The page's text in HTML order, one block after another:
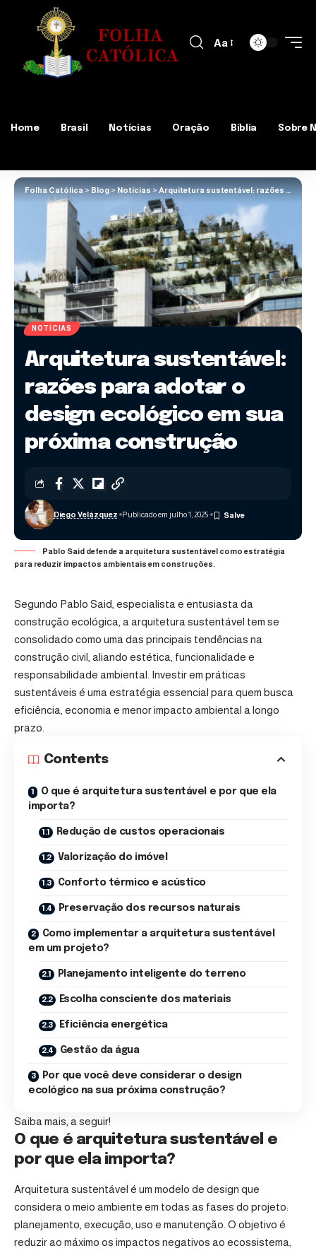
Aa
Home Brasil Notícias Oração Bíblia Sobre
Folha Católica > Blog > Notícias >Arquitetura sustentável: razões para adotar o design ecológico em sua próxima construção
NOTÍCIAS
Arquitetura sustentável:
razões para adotar o
design ecológico em sua
próxima construção
Diego Velázquez Publicado em julho 1, 2025
Pablo Said defende a arquitetura sustentável como estratégia
para reduzir impactos ambientais em construções.
Segundo Pablo Said , especialista e entusiasta da
construção ecológica, a arquitetura sustentável tem se
consolidado como uma das principais tendências na
construção civil, aliando estética, funcionalidade e
responsabilidade ambiental. Investir em práticas
sustentáveis é uma estratégia essencial para quem busca
eficiência, economia e menor impacto ambiental a longo
prazo.
Contents
O que é arquitetura sustentável e por que ela
importa?
Redução de custos operacionais
Valorização do imóvel
Conforto térmico e acústico
Preservação dos recursos naturais
Como implementar a arquitetura sustentável
em um projeto?
Planejamento inteligente do terreno
Escolha consciente dos materiais
Eficiência energética
Gestão da água
Por que você deve considerar o design
ecológico na sua próxima construção?
Saiba mais, a seguir!
O que é arquitetura sustentável e
por que ela importa?
Arquitetura sustentável é um modelo de design que
considera o meio ambiente em todas as fases do projeto:
planejamento, execução, uso e manutenção. O objetivo é
reduzir ao máximo os impactos negativos ao ecossistema,